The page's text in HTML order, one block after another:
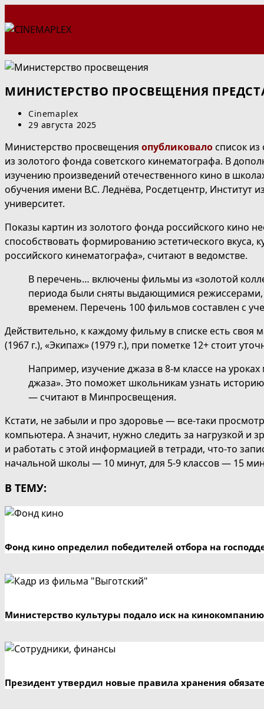
к
МИНИСТЕРСТВО ПРОСВЕЩЕНИЯ
Автор
записи:
Cinemaplex
Запись
29 августа 2025
Министерство просвещения опубликовалосписок
из золотого фонда советского кинематографа. В
изучению произведений отечественного кино в
обучения имени В.С. Леднёва, Росдетцентр, Институт
университет.
Показы картин из золотого фонда российского кино
способствовать формированию эстетического вкуса,
российского кинематографа», считают в ведомстве.
В перечень… включены фильмы из «золотой
периода были сняты выдающимися режиссерами,
временем. Перечень 100 фильмов составлен с
Действительно, к каждому фильму в списке есть своя
(1967 г.), «Экипаж» (1979 г.), при пометке 12+ стоит
Например, изучение джаза в 8-м классе на
джаза». Это поможет школьникам узнать
— считают в Минпросвещения.
Кстати, не забыли и про здоровье — все-таки
компьютера. А значит, нужно следить за нагрузкой
и работать с этой информацией в тетради, что-то
начальной школы — 10 минут, для 5-9 классов — 15
В ТЕМУ:
Фонд кино определил победителей отбора на
Министерство культуры подало иск на
Президент утвердил новые правила хранения